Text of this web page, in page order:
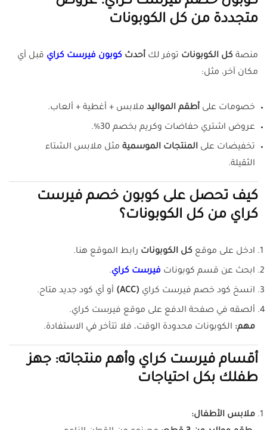
متجددة من كل الكوبونات
منصة كل الكوبونات توفر لك أحدث كوبون فيرست كراي قبل أي
مكان آخر، مثل:
خصومات على أطقم المواليد ملابس + أغطية + ألعاب.
عروض اشتري حفاضات وكريم بخصم 30%.
تخفيضات على المنتجات الموسمية مثل ملابس الشتاء
الثقيلة.
كيف تحصل على كوبون خصم فيرست
كراي من كل الكوبونات؟
ادخل على موقع كل الكوبونات رابط الموقع هنا.
ابحث عن قسم كوبونات فيرست كراي.
انسخ كود خصم فيرست كراي (ACC) أو أي كود جديد متاح.
ألصقه في صفحة الدفع على موقع فيرست كراي.
مهم: الكوبونات محدودة الوقت، فلا تتأخر في الاستفادة.
أقسام فيرست كراي وأهم منتجاته: جهز
طفلك بكل احتياجات
ملابس الأطفال: